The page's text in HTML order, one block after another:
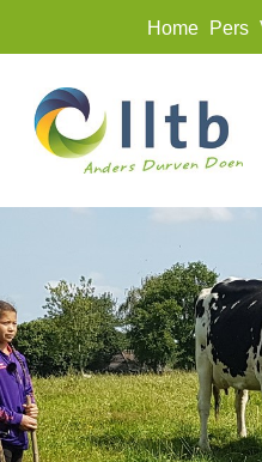
Home Pers